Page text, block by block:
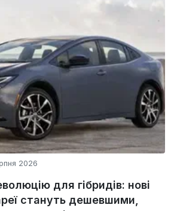
2026
для гібридів: нові
стануть дешевшими,